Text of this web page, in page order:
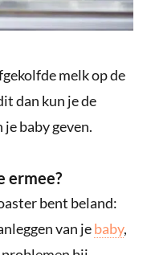
melk op de
dan kun je de
baby geven.
ermee?
bent beland:
van jebaby,